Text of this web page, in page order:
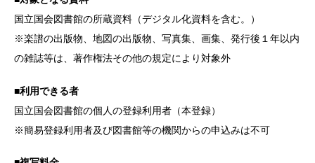
国立国会図書館の所蔵資料（デジタル化資料を含む。）
※楽譜の出版物、地図の出版物、写真集、画集、発行後１年以内
の雑誌等は、著作権法その他の規定により対象外
■利用できる者
国立国会図書館の個人の登録利用者（本登録）
※簡易登録利用者及び図書館等の機関からの申込みは不可